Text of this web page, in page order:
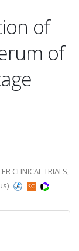
of
of
CLINICAL TRIALS,